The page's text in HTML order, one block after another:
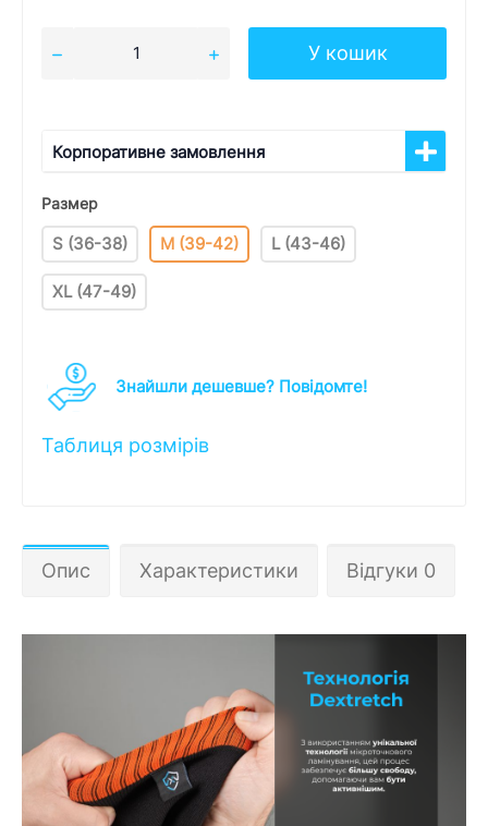
У кошик
Корпоративне замовлення
Размер
S (36-38) M (39-42) L (43-46)
XL (47-49)
Знайшли дешевше? Повідомте!
Таблиця розмірів
Опис Характеристики Відгуки 0